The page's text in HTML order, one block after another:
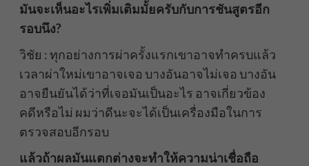
มันจะเห็นอะไรเพิ่มเติมมั้ยครับกับการชันสูตรอีก
รอบนึง?
วิชัย : ทุกอย่างการผ่าครั้งแรกเขาอาจทำครบแล้ว
เวลาผ่าใหม่เขาอาจเจอ บางอันอาจไม่เจอ บางอัน
อาจยืนยันได้ว่าที่เจอมันเป็นอะไร อาจเกี่ยวข้อง
คดีหรือไม่ ผมว่าดีนะจะได้เป็นเครื่องมือในการ
ตรวจสอบอีกรอบ
แล้วถ้าผลมันแตกต่างจะทำให้ความน่าเชื่อถือ